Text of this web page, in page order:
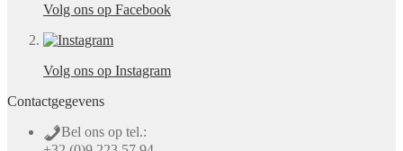
Volg ons op Facebook
Volg ons op Instagram
Contactgegevens
Bel ons op tel.: